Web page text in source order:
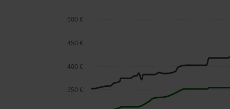
350 €
400 €
450 €
500 €